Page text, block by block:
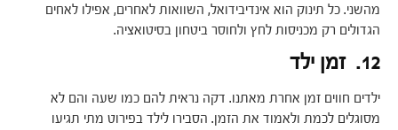
מהשני. כל תינוק הוא אינדיבידואל, השוואות לאחרים, אפילו לאחים
הגדולים רק מכניסות לחץ ולחוסר ביטחון בסיטואציה.
12. זמן ילד
ילדים חווים זמן אחרת מאתנו. דקה נראית להם כמו שעה והם לא
מסוגלים לכמת ולאמוד את הזמן. הסבירו לילד בפירוט מתי תגיעו